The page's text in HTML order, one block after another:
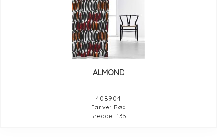
ALMOND
408904
Farve: Rød
Bredde: 135